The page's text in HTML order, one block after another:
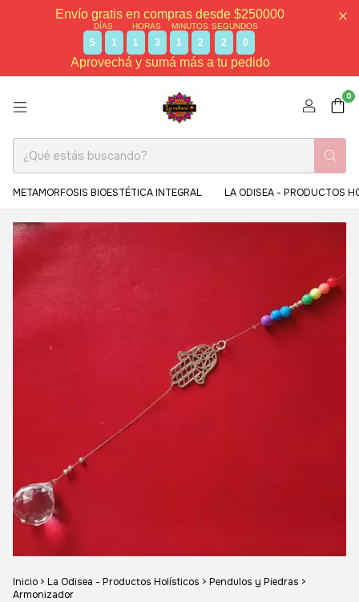
Envío gratis en compras desde $250000
DÍAS
5 1
HORAS
1 3
MINUTOS
1 2
SEGUNDOS
1 9
Aprovechá y sumá más a tu pedido
0
METAMORFOSIS BIOESTÉTICA INTEGRAL LA ODISEA - PRODUCTOS
Inicio > La Odisea - Productos Holísticos > Pendulos y Piedras >
Armonizador